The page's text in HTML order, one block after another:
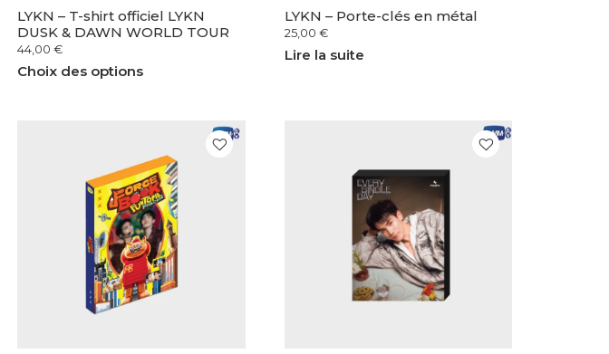
LYKN – T-shirt officiel LYKN
DUSK & DAWN WORLD TOUR
44,00€
Choix des options
LYKN – Porte-clés en métal
25,00€
Lire la suite